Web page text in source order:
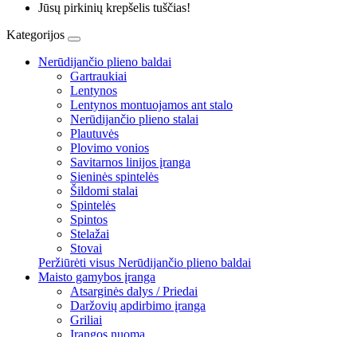
Jūsų pirkinių krepšelis tuščias!
Kategorijos
Nerūdijančio plieno baldai
Gartraukiai
Lentynos
Lentynos montuojamos ant stalo
Nerūdijančio plieno stalai
Plautuvės
Plovimo vonios
Savitarnos linijos įranga
Sieninės spintelės
Šildomi stalai
Spintelės
Spintos
Stelažai
Stovai
Peržiūrėti visus Nerūdijančio plieno baldai
Maisto gamybos įranga
Atsarginės dalys / Priedai
Daržovių apdirbimo įranga
Griliai
Įrangos nuoma